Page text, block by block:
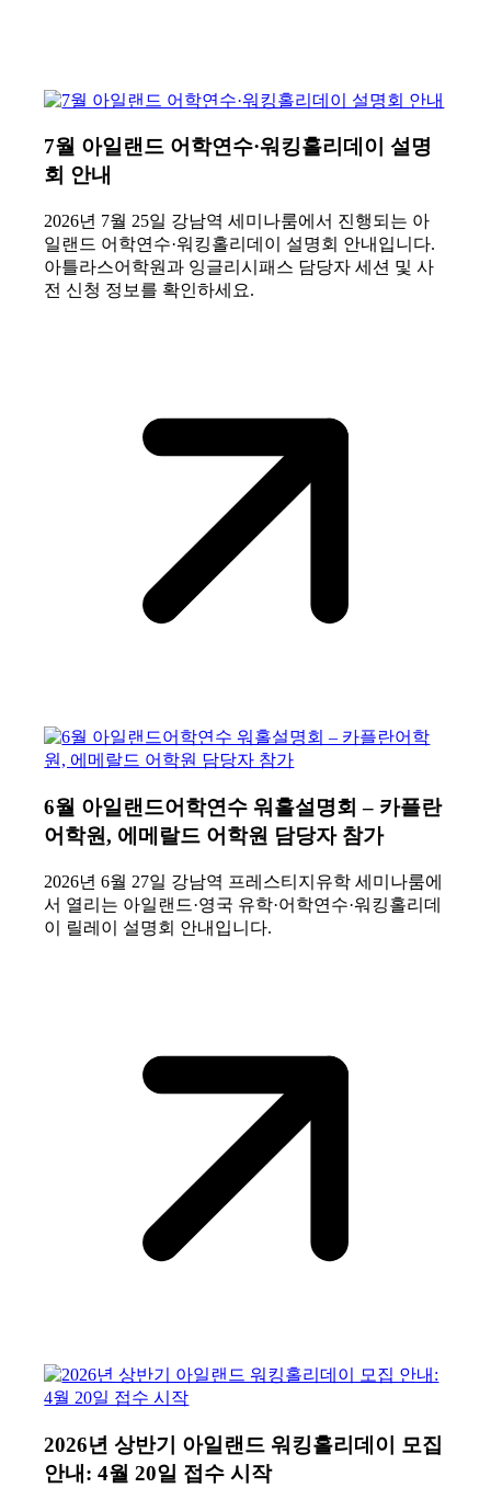
7월 아일랜드 어학연수·워킹홀리데이 설명
회 안내
2026년 7월 25일 강남역 세미나룸에서 진행되는 아
일랜드 어학연수·워킹홀리데이 설명회 안내입니다.
아틀라스어학원과 잉글리시패스 담당자 세션 및 사
전 신청 정보를 확인하세요.
6월 아일랜드어학연수 워홀설명회 – 카플란
어학원, 에메랄드 어학원 담당자 참가
2026년 6월 27일 강남역 프레스티지유학 세미나룸에
서 열리는 아일랜드·영국 유학·어학연수·워킹홀리데
이 릴레이 설명회 안내입니다.
2026년 상반기 아일랜드 워킹홀리데이 모집
안내: 4월 20일 접수 시작